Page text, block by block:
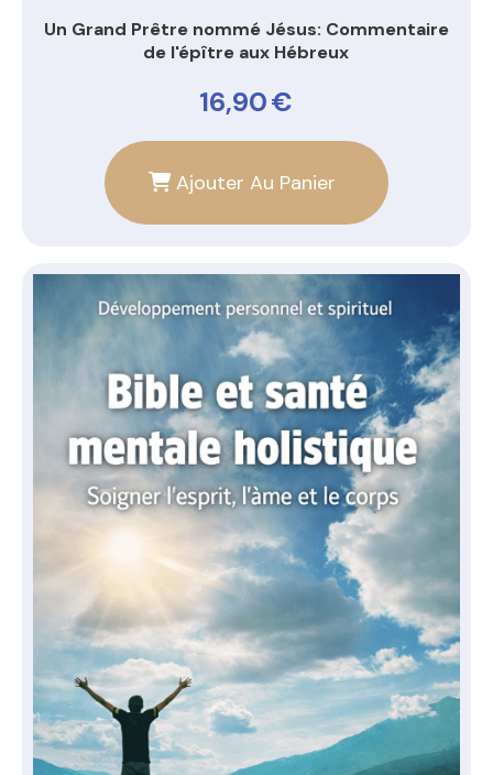
Un Grand Prêtre nommé Jésus: Commentaire
de l'épître aux Hébreux
16,90€
Ajouter Au Panier